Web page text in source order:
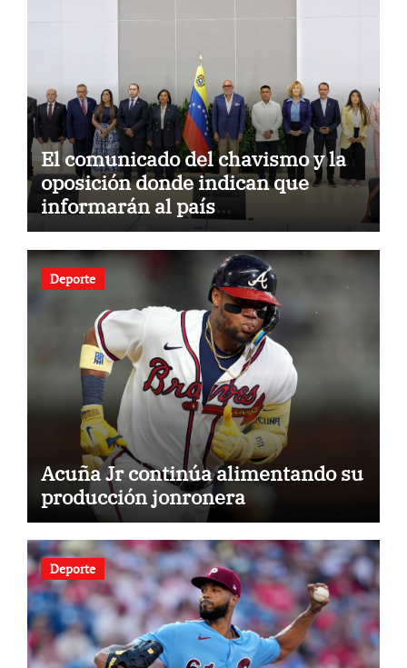
El comunicado del chavismo y la
oposición donde indican que
informarán al país
oportunamente sobre los avances
alcanzado
Deporte
Acuña Jr continúa alimentando su
producción jonronera
Deporte